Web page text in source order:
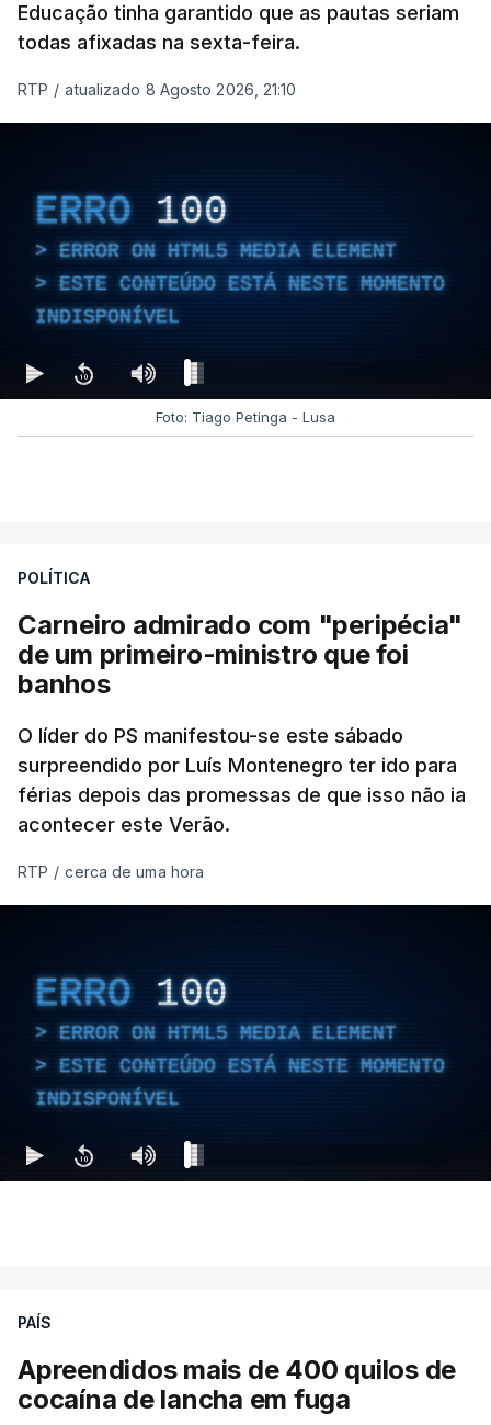
Educação tinha garantido que as pautas seriam
todas afixadas na sexta-feira.
RTP / atualizado 8 Agosto 2026, 21:10
ERRO 100
ERROR ON HTML5 MEDIA ELEMENT
ESTE CONTEÚDO ESTÁ NESTE MOMENTO
INDISPONÍVEL
Foto: Tiago Petinga - Lusa
POLÍTICA
Carneiro admirado com "peripécia"
de um primeiro-ministro que foi
banhos
O líder do PS manifestou-se este sábado
surpreendido por Luís Montenegro ter ido para
férias depois das promessas de que isso não ia
acontecer este Verão.
RTP / cerca de uma hora
ERRO 100
ERROR ON HTML5 MEDIA ELEMENT
ESTE CONTEÚDO ESTÁ NESTE MOMENTO
INDISPONÍVEL
PAÍS
Apreendidos mais de 400 quilos de
cocaína de lancha em fuga